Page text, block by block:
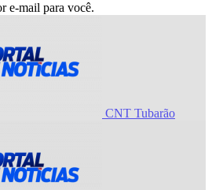
e-mail para você.
CNT Tubarão